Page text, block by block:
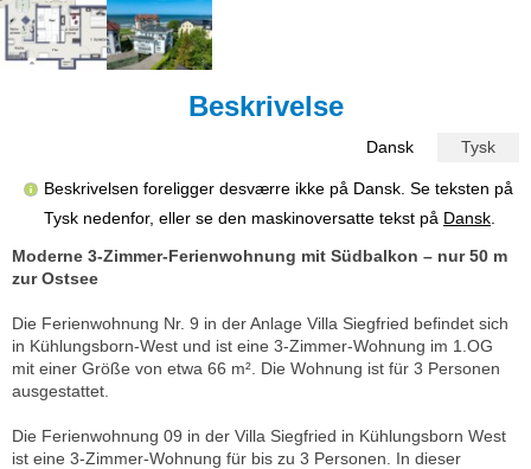
Beskrivelse
Dansk Tysk
Beskrivelsen foreligger desværre ikke på Dansk. Se teksten på
Tysk nedenfor, eller se den maskinoversatte tekst på Dansk
Moderne 3-Zimmer-Ferienwohnung mit Südbalkon – nur 50 m
zur Ostsee
Die Ferienwohnung Nr. 9 in der Anlage Villa Siegfried befindet sich
in Kühlungsborn-West und ist eine 3-Zimmer-Wohnung im 1.OG
mit einer Größe von etwa 66 m². Die Wohnung ist für 3 Personen
ausgestattet.
Die Ferienwohnung 09 in der Villa Siegfried in Kühlungsborn West
ist eine 3-Zimmer-Wohnung für bis zu 3 Personen. In dieser